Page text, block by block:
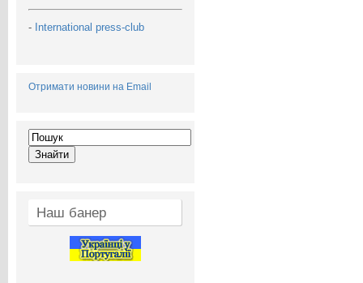
- International press-club
Отримати новини на Email
Наш банер